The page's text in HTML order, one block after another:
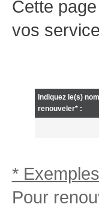
Cette
vos
Indiquez le(s)
renouveler* :
*
Pour